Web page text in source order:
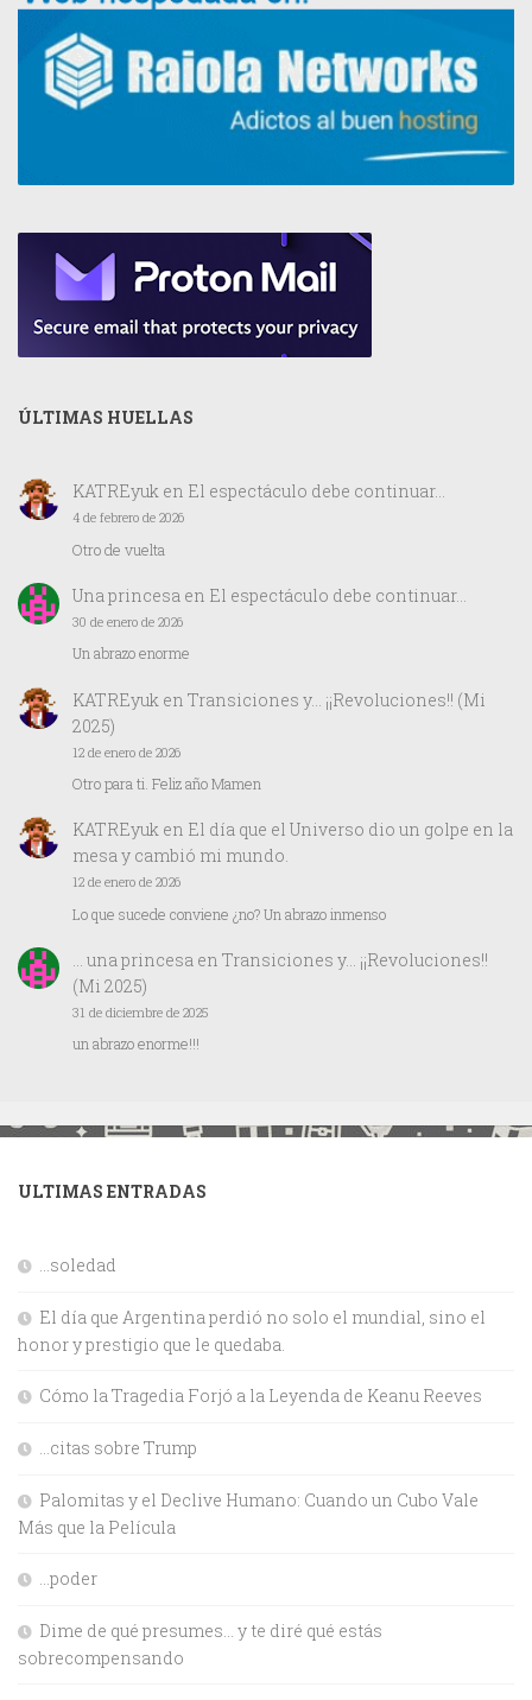
ÚLTIMAS HUELLAS
KATREyuken El espectáculo debe continuar…
4 de febrero de 2026
Otro de vuelta
Una princesaen El espectáculo debe continuar…
30 de enero de 2026
Un abrazo enorme
KATREyuk en Transiciones y… ¡¡Revoluciones!! (Mi
2025)
12 de enero de 2026
Otro para ti. Feliz año Mamen
KATREyuken El día que el Universo dio un golpe en la
mesa y cambió mi mundo.
12 de enero de 2026
Lo que sucede conviene ¿no? Un abrazo inmenso
… una princesaen Transiciones y… ¡¡Revoluciones!!
(Mi 2025)
31 de diciembre de 2025
un abrazo enorme!!!
ULTIMAS ENTRADAS
…soledad
El día que Argentina perdió no solo el mundial, sino el
honor y prestigio que le quedaba.
Cómo la Tragedia Forjó a la Leyenda de Keanu Reeves
…citas sobre Trump
Palomitas y el Declive Humano: Cuando un Cubo Vale
Más que la Película
…poder
Dime de qué presumes… y te diré qué estás
sobrecompensando